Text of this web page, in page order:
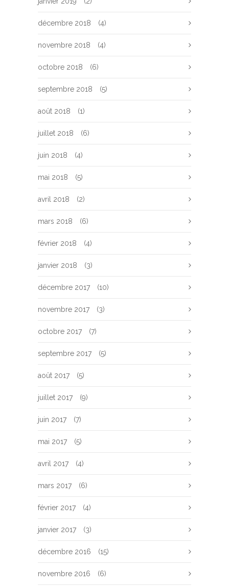
décembre 2018 (4)
novembre 2018 (4)
octobre 2018 (6)
septembre 2018 (5)
août 2018 (1)
juillet 2018 (6)
juin 2018 (4)
mai 2018 (5)
avril 2018 (2)
mars 2018 (6)
février 2018 (4)
janvier 2018 (3)
décembre 2017 (10)
novembre 2017 (3)
octobre 2017 (7)
septembre 2017 (5)
août 2017 (5)
juillet 2017 (9)
juin 2017 (7)
mai 2017 (5)
avril 2017 (4)
mars 2017 (6)
février 2017 (4)
janvier 2017 (3)
décembre 2016 (15)
novembre 2016 (6)